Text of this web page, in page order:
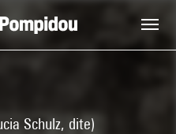
Schulz, dite)